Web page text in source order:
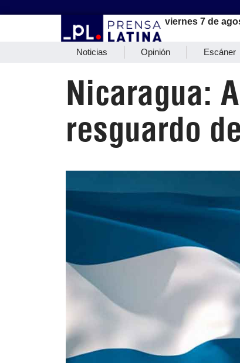
viernes 7 de
Noticias Opinión Escáner
Nicaragua:
resguardo